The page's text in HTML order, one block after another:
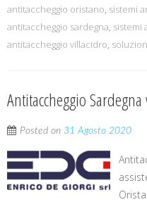
antitaccheggio oristano, sistemi
antitaccheggio sardegna, sistemi
antitaccheggio villacidro,
Antitaccheggio
Posted on 31 Agosto 2020